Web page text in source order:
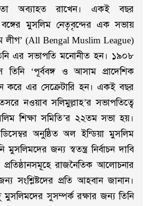
অব্যাহত রাখেন। একই বছর
মুসলিম নেতৃবৃন্দের এক সভায়
লীগ’ (All Bengal Muslim League)
এর সভাপতি মনোনীত হন। ১৯০৮
‘পূর্ববঙ্গ ও আসাম প্রাদেশিক
করে এর সেক্রেটারি হন। একই বছর
নওয়াব সলিমুল্লাহ’র সভাপতিত্বে
শিক্ষা সমিতি’র ২২তম সভা হয়।
অনুষ্ঠিত অল ইন্ডিয়া মুসলিম
জন্য স্বতন্ত্র নির্বাচন দাবি
রাজনৈতিক আলোচনার
সংশ্লিষ্টদের প্রতি আহবান জানান।
মুসলিমদের সুসম্পর্ক রক্ষার জন্য তিনি